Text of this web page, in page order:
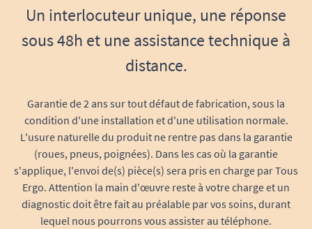
Un interlocuteur unique, une réponse
sous 48h et une assistance technique à
distance.
Garantie de 2 ans sur tout défaut de fabrication, sous la
condition d'une installation et d'une utilisation normale.
L'usure naturelle du produit ne rentre pas dans la garantie
(roues, pneus, poignées). Dans les cas où la garantie
s'applique, l'envoi de(s) pièce(s) sera pris en charge par Tous
Ergo. Attention la main d'œuvre reste à votre charge et un
diagnostic doit être fait au préalable par vos soins, durant
lequel nous pourrons vous assister au téléphone.